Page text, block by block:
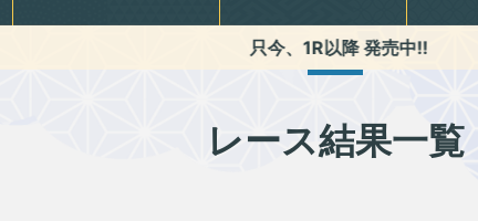
モーターボー
専属記者レース展望動画・
優出選手インタビュー動画
無料専門予
賞金ランキング
BTS尾道
勝情報 スター候補選手・新人選手紹介
公式YouTube番組配信予定
3Fくつろぎルームご利用案内&開放予定日
指定席発売状況(当日) 交通
只今、1R以降 発売中!!
レース結果一覧